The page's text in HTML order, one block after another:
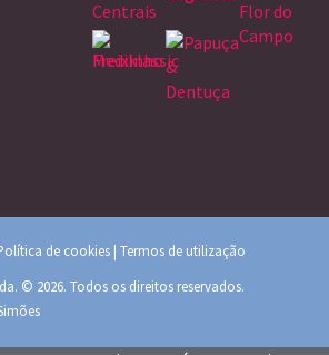
de cookies | Termos de utilização
© 2026. Todos os direitos reservados.